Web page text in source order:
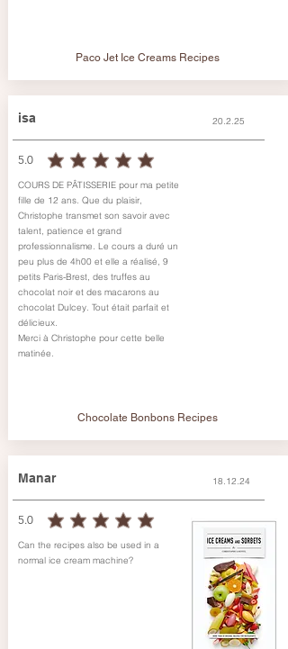
Paco Jet Ice Creams Recipes
isa 20.2.25
5.0
durchschnittliches Rating ist 5 von 5
COURS DE PÂTISSERIE pour ma petite
fille de 12 ans. Que du plaisir,
Christophe transmet son savoir avec
talent, patience et grand
professionnalisme. Le cours a duré un
peu plus de 4h00 et elle a réalisé, 9
petits Paris-Brest, des truffes au
chocolat noir et des macarons au
chocolat Dulcey. Tout était parfait et
délicieux.
Merci à Christophe pour cette belle
matinée.
Chocolate Bonbons Recipes
Manar 18.12.24
5.0
durchschnittliches Rating ist 5 von 5
Can the recipes also be used in a
normal ice cream machine?